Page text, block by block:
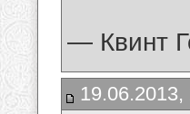
— Квинт
19.06.2013,